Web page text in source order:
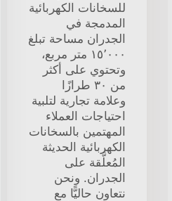
للسخانات الكهربائية
المدمجة في
الجدران مساحة تبلغ
١٥٬٠٠٠ متر مربع،
وتحتوي على أكثر
من ٣٠ طرازًا
وعلامة تجارية لتلبية
احتياجات العملاء
المهتمين بالسخانات
الكهربائية الحديثة
المُعلَّقة على
الجدران. ونحن
نتعاون حاليًّا مع